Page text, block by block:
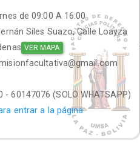
de 09:00 A 16:00
Siles Suazo, Calle Loayza
VER MAPA
- 60147076 (SOLO WHATSAPP)
entrar a la página